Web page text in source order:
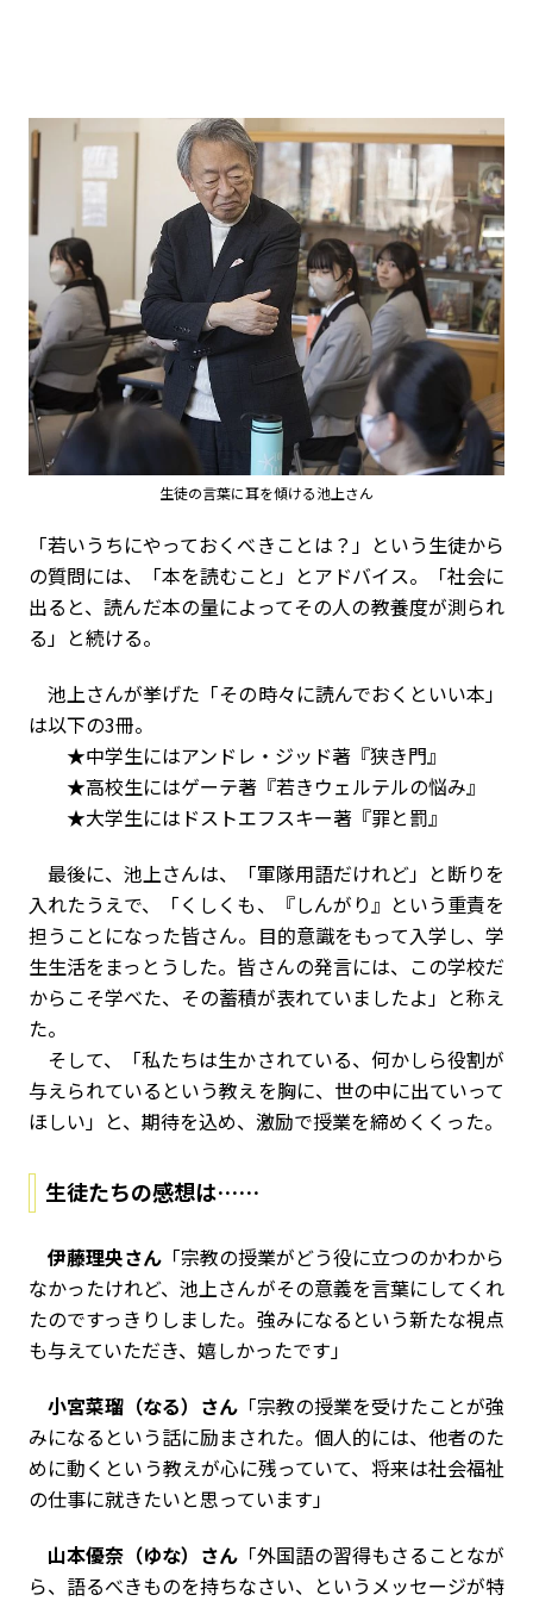
生徒の言葉に耳を傾ける池上さん
「若いうちにやっておくべきことは？」という生徒から
の質問には、「本を読むこと」とアドバイス。「社会に
出ると、読んだ本の量によってその人の教養度が測られ
る」と続ける。
池上さんが挙げた「その時々に読んでおくといい本」
は以下の3冊。
★中学生にはアンドレ・ジッド著『狭き門』
★高校生にはゲーテ著『若きウェルテルの悩み』
★大学生にはドストエフスキー著『罪と罰』
最後に、池上さんは、「軍隊用語だけれど」と断りを
入れたうえで、「くしくも、『しんがり』という重責を
担うことになった皆さん。目的意識をもって入学し、学
生生活をまっとうした。皆さんの発言には、この学校だ
からこそ学べた、その蓄積が表れていましたよ」と称え
た。
そして、「私たちは生かされている、何かしら役割が
与えられているという教えを胸に、世の中に出ていって
ほしい」と、期待を込め、激励で授業を締めくくった。
生徒たちの感想は……
伊藤理央さん 「宗教の授業がどう役に立つのかわから
なかったけれど、池上さんがその意義を言葉にしてくれ
たのですっきりしました。強みになるという新たな視点
も与えていただき、嬉しかったです」
小宮菜瑠（なる）さん 「宗教の授業を受けたことが強
みになるという話に励まされた。個人的には、他者のた
めに動くという教えが心に残っていて、将来は社会福祉
の仕事に就きたいと思っています」
山本優奈（ゆな）さん 「外国語の習得もさることなが
ら、語るべきものを持ちなさい、というメッセージが特